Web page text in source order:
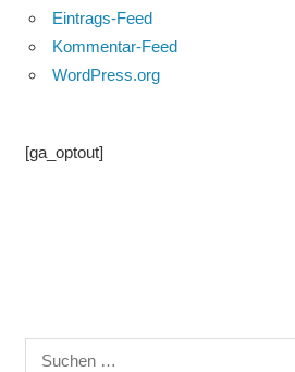
Eintrags-Feed
Kommentar-Feed
WordPress.org
[ga_optout]
Suchen